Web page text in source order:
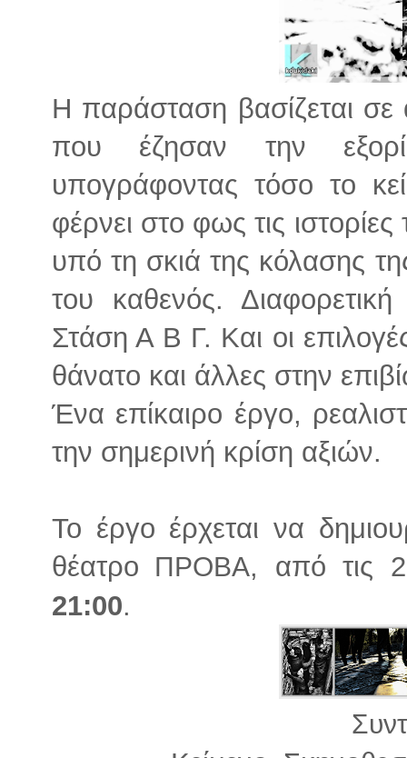
Η παράσταση βασίζεται
που έζησαν την
υπογράφοντας τόσο το
φέρνει στο φως τις
υπό τη σκιά της κόλασης
του καθενός.
Στάση Α Β Γ. Και οι
θάνατο και άλλες στην
Ένα επίκαιρο έργο,
την σημερινή κρίση αξιών.
Το έργο έρχεται να
θέατρο ΠΡΟΒΑ, από τις
21:00.